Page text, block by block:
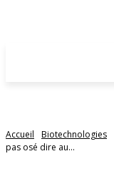
Accueil Biotechnologies
pas osé dire au...